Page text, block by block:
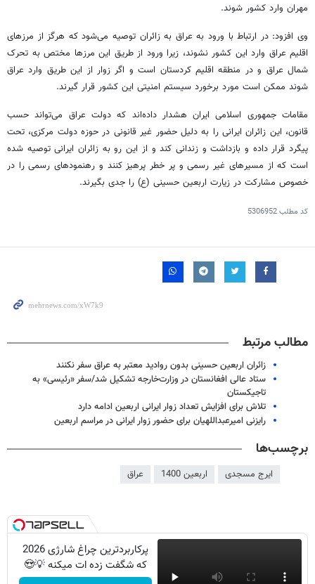
مهران وارد کشور شوند.
وی افزود:در ارتباط با ورود به عراق به زائران توصیه می‌شود که هرگز از مرزهای
اقلیم عراق وارد این کشور نشوند، زیرا ورود از طریق این مرزها مختص به تحرک
شمال عراق و در منطقه اقلیم کردستان است و اگر زوار از این طریق وارد عراق
شوند ممکن است مورد برخورد سیستم امنیتی این کشور قرار گیرند.
مقامات جمهوری اسلامی ایران هشدار داده‌اند که دولت عراق می‌تواند حسب
قانون، این زائران ایرانی را به دلیل حضور غیر قانونی در حوزه دولت مرکزی، تحت
پیگرد قرار داده و بازداشت و زندانی کند و از این رو به زائران ایرانی توصیه شده
است که از مسیرهای غیر رسمی وپر خطر پرهیز کنند و رهنمودهایرسمی را در
خصوص مشارکت در زیارت اربعین حسینی (ع) را جدی بگیرند.
کد مطلب5306952
مطالب مرتبط
زائران اربعین حسینی بدون روادید معتبر به عراق سفر نکنند
ستاد عالی افغانستان در وزارت‌خارجه تشکیل شد/سفر «رئیسی» به
تاجیکستان
تلاش برای افزایش تعداد زوار ایرانی اربعین ادامه دارد
رایزنی امیرعبداللهیان برای حضور زوار ایرانی در مراسم اربعین
برچسب‌ها
ایرج مسجدی اربعین 1400 عراق
پرکاربردترین چراغ شارژی 2026
که شگفت زده ات میکنه 💡😍